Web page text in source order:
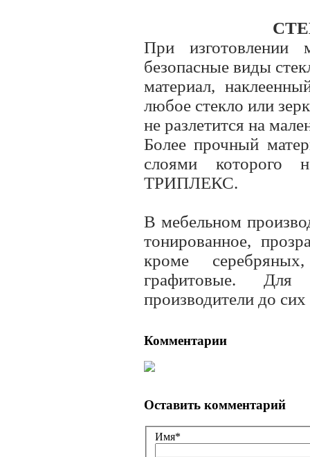
При изготовлении
безопасные виды
материал,
любое стекло или
не разлетится на
Более прочный
слоями которого
ТРИПЛЕКС.
В мебельном
тонированное,
кроме
графитовые. Для
производители до
Комментарии
Оставить комментарий
Имя*